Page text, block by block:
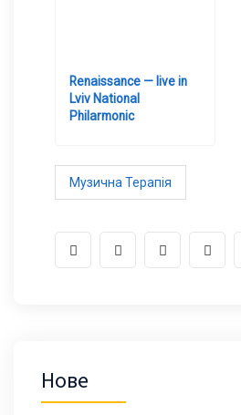
Renaissance — live in
Lviv National
Philarmonic
Музична Терапія
Нове